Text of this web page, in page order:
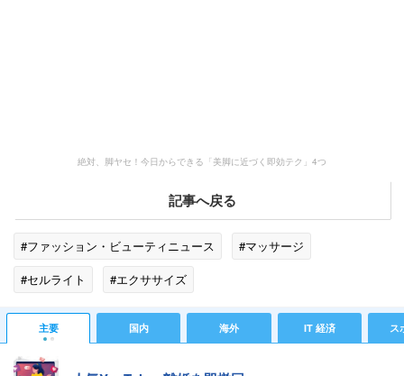
絶対、脚ヤセ！今日からできる「美脚に近づく即効テク」4つ
記事へ戻る
#ファッション・ビューティニュース
#マッサージ
#セルライト
#エクササイズ
主要 国内 海外 IT 経済 ス